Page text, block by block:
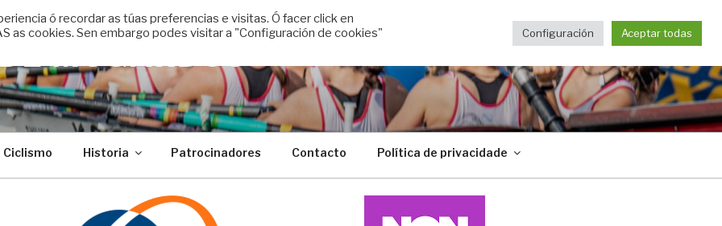
MUGARDOS
Ciclismo Historia Patrocinadores Contacto Política de privacidade
ó recordar as túas preferencias e visitas. Ó facer click en
as cookies. Sen embargo podes visitar a "Configuración de cookies"
Configuración Aceptar todas